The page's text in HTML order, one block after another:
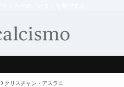
クリスチャン・アスラニ